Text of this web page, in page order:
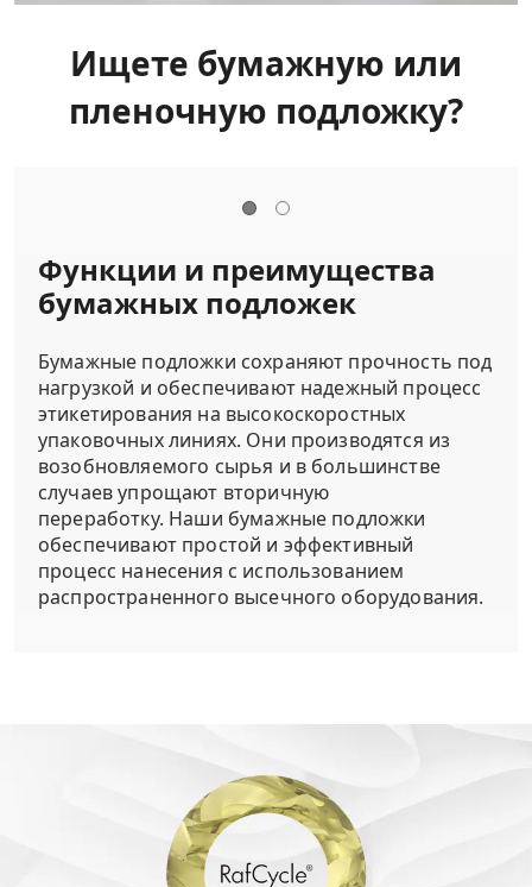
Ищете бумажную или
пленочную подложку?
Функции и преимущества
бумажных подложек
Бумажные подложки сохраняют прочность под
нагрузкой и обеспечивают надежный процесс
этикетирования на высокоскоростных
упаковочных линиях. Они производятся из
возобновляемого сырья и в большинстве
случаев упрощают вторичную
переработку. Наши бумажные подложки
обеспечивают простой и эффективный
процесс нанесения с использованием
распространенного высечного оборудования.